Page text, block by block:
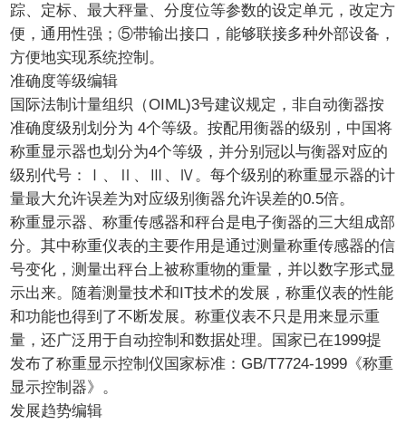
踪、定标、最大秤量、分度位等参数的设定单元，改定方
便，通用性强；⑤带输出接口，能够联接多种外部设备，
方便地实现系统控制。
准确度等级编辑
国际法制计量组织（OIML)3号建议规定，非自动衡器按
准确度级别划分为 4个等级。按配用衡器的级别，中国将
称重显示器也划分为4个等级，并分别冠以与衡器对应的
级别代号：Ⅰ、Ⅱ、Ⅲ、Ⅳ。每个级别的称重显示器的计
量最大允许误差为对应级别衡器允许误差的0.5倍。
称重显示器、称重传感器和秤台是电子衡器的三大组成部
分。其中称重仪表的主要作用是通过测量称重传感器的信
号变化，测量出秤台上被称重物的重量，并以数字形式显
示出来。随着测量技术和IT技术的发展，称重仪表的性能
和功能也得到了不断发展。称重仪表不只是用来显示重
量，还广泛用于自动控制和数据处理。国家已在1999提
发布了称重显示控制仪国家标准：GB/T7724-1999《称重
显示控制器》。
发展趋势编辑